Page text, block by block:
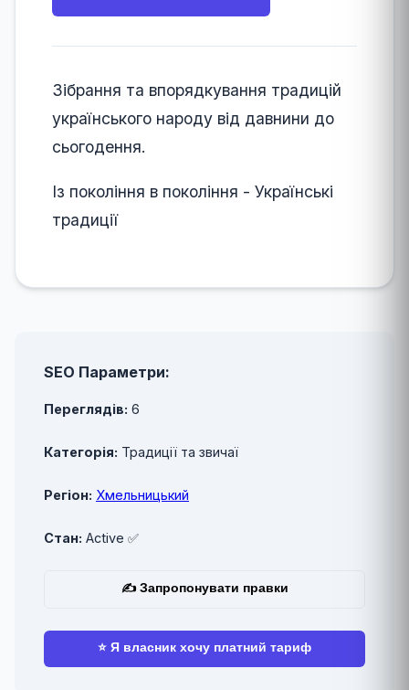
Зібрання та впорядкування традицій
українського народу від давнини до
сьогодення.
Із покоління в покоління - Українські
традиції
SEO Параметри:
Переглядів: 6
Категорія: Традиції та звичаї
Регіон: Хмельницький
Стан: Active ✅
✍ Запропонувати правки
⭐ Я власник хочу платний тариф